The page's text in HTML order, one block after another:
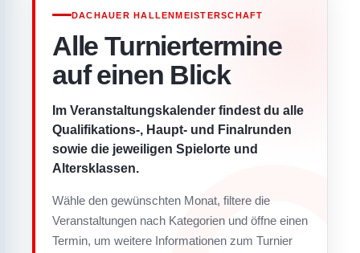
DACHAUER HALLENMEISTERSCHAFT
Alle Turniertermine
auf einen Blick
Im Veranstaltungskalender findest du alle
Qualifikations-, Haupt- und Finalrunden
sowie die jeweiligen Spielorte und
Altersklassen.
Wähle den gewünschten Monat, filtere die
Veranstaltungen nach Kategorien und öffne einen
Termin, um weitere Informationen zum Turnier